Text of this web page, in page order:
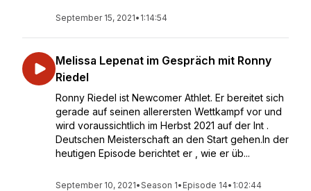
September 15, 2021• 1:14:54
Melissa Lepenat im Gespräch mit Ronny
Riedel
Ronny Riedel ist Newcomer Athlet. Er bereitet sich
gerade auf seinen allerersten Wettkampf vor und
wird voraussichtlich im Herbst 2021 auf der Int .
Deutschen Meisterschaft an den Start gehen.In der
heutigen Episode berichtet er , wie er üb...
September 10, 2021•Season 1• Episode 14• 1:02:44